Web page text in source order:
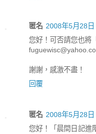
匿名 2008年5月28
您好！可否請您也將
謝謝，感激不盡！
回覆
匿名 2008年5月28
您好！「晨間日記進